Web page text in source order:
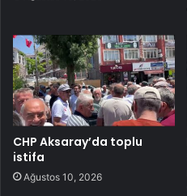
CHP Aksaray’da toplu
istifa
Ağustos 10, 2026